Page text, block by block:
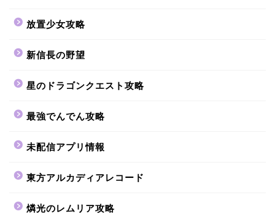
放置少女攻略
新信長の野望
星のドラゴンクエスト攻略
最強でんでん攻略
未配信アプリ情報
東方アルカディアレコード
燐光のレムリア攻略